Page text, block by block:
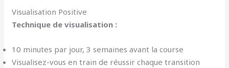
Visualisation Positive
Technique de visualisation :
10 minutes par jour, 3 semaines avant la course
Visualisez-vous en train de réussir chaque transition